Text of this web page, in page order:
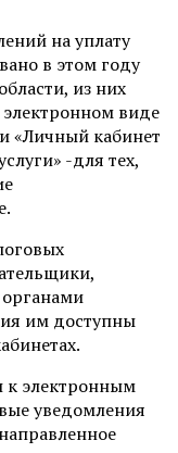
на уплату
в этом году
из них
виде
«Личный кабинет
-для тех,
им доступны
к электронным
уведомления